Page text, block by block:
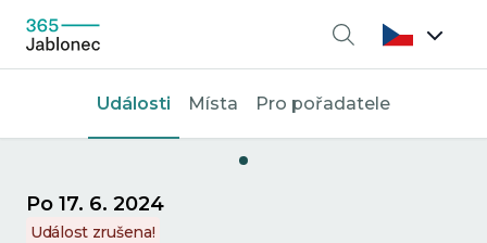
Vyhledávání
Události Místa Pro pořadatele
Po 17. 6. 2024
Událost zrušena!